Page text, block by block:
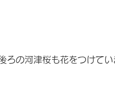
ろの河津桜も花をつけてい